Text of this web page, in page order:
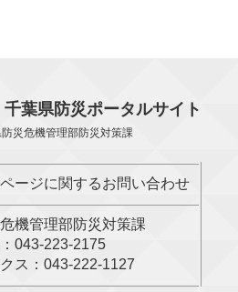
千葉県防災ポータルサイト
防災危機管理部防災対策課
ージに関するお問い合わせ
機管理部防災対策課
043-223-2175
ス：043-222-1127